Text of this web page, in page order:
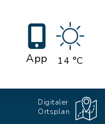
App 14 °C
Digitaler
Ortsplan